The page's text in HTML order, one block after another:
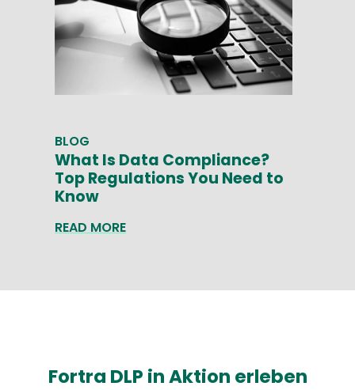
BLOG
What Is Data Compliance?
Top Regulations You Need to
Know
READ MORE
Fortra DLP in Aktion erleben